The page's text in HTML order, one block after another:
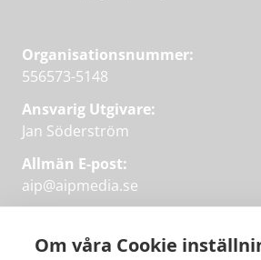
Om våra Cookie
Organisationsnummer:
556573-5148
Ansvarig Utgivare:
Jan Söderström
Allmän E-post:
aip@aipmedia.se
aip@flowyinfo.seeller 08-1210 60